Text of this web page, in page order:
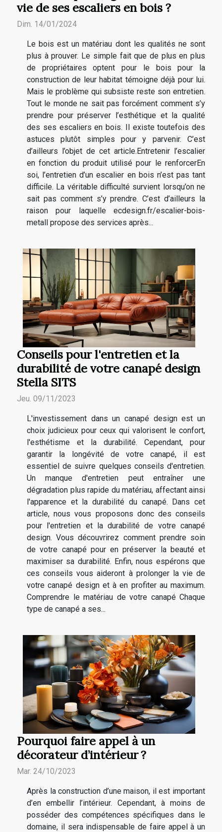
vie de ses escaliers en bois ?
Dim. 14/01/2024
Le bois est un matériau dont les qualités ne sont
plus à prouver. Le simple fait que de plus en plus
de propriétaires optent pour le bois pour la
construction de leur habitat témoigne déjà pour lui.
Mais le problème qui subsiste reste son entretien.
Tout le monde ne sait pas forcément comment s’y
prendre pour préserver l’esthétique et la qualité
des ses escaliers en bois. Il existe toutefois des
astuces plutôt simples pour y parvenir. C’est
d’ailleurs l’objet de cet article.Entretenir l’escalier
en fonction du produit utilisé pour le renforcerEn
soi, l’entretien d’un escalier en bois n’est pas tant
difficile. La véritable difficulté survient lorsqu’on ne
sait pas comment s’y prendre. C’est d’ailleurs la
raison pour laquelle ecdesign.fr/escalier-bois-
metall propose des services après...
Conseils pour l'entretien et la
durabilité de votre canapé design
Stella SITS
Jeu. 09/11/2023
L'investissement dans un canapé design est un
choix judicieux pour ceux qui valorisent le confort,
l'esthétisme et la durabilité. Cependant, pour
garantir la longévité de votre canapé, il est
essentiel de suivre quelques conseils d'entretien.
Un manque d'entretien peut entraîner une
dégradation plus rapide du matériau, affectant ainsi
l'apparence et la durabilité du canapé. Dans cet
article, nous vous proposons donc des conseils
pour l'entretien et la durabilité de votre canapé
design. Vous découvrirez comment prendre soin
de votre canapé pour en préserver la beauté et
maximiser sa durabilité. Enfin, nous espérons que
ces conseils vous aideront à prolonger la vie de
votre canapé design et à en profiter au maximum.
Comprendre le matériau de votre canapé Chaque
type de canapé a ses...
Pourquoi faire appel à un
décorateur d’intérieur ?
Mar. 24/10/2023
Après la construction d’une maison, il est important
d’en embellir l’intérieur. Cependant, à moins de
posséder des compétences spécifiques dans le
domaine, il sera indispensable de faire appel à un